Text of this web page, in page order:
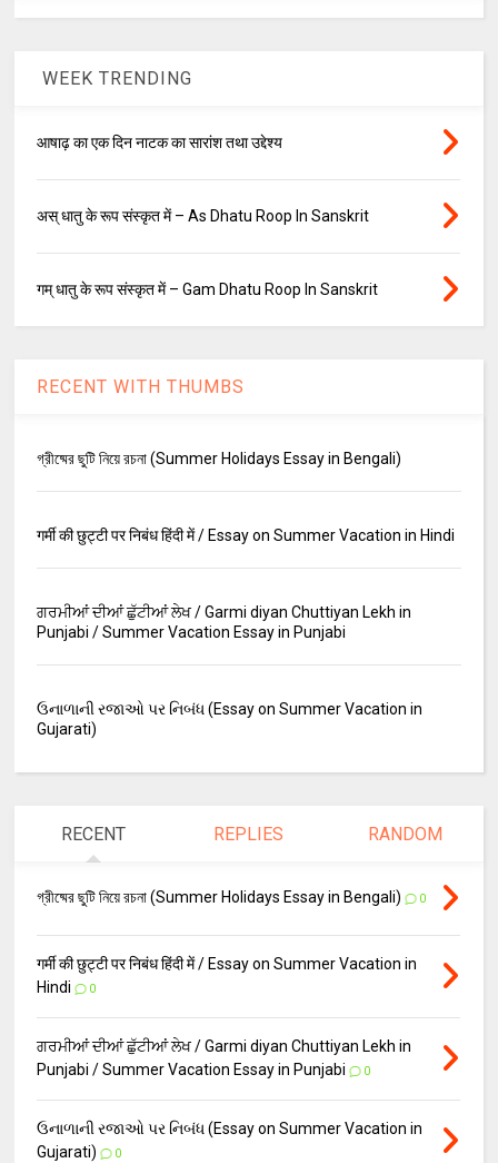
WEEK TRENDING
आषाढ़ का एक दिन नाटक का सारांश तथा उद्देश्य
अस् धातु के रूप संस्कृत में – As Dhatu Roop In Sanskrit
गम् धातु के रूप संस्कृत में – Gam Dhatu Roop In Sanskrit
RECENT WITH THUMBS
গ্রীষ্মের ছুটি নিয়ে রচনা (Summer Holidays Essay in Bengali)
गर्मी की छुट्टी पर निबंध हिंदी में / Essay on Summer Vacation in Hindi
ਗਰਮੀਆਂ ਦੀਆਂ ਛੁੱਟੀਆਂ ਲੇਖ / Garmi diyan Chuttiyan Lekh in
Punjabi / Summer Vacation Essay in Punjabi
ઉનાળાની રજાઓ પર નિબંધ (Essay on Summer Vacation in
Gujarati)
RECENT REPLIES RANDOM
গ্রীষ্মের ছুটি নিয়ে রচনা (Summer Holidays Essay in Bengali) 0
गर्मी की छुट्टी पर निबंध हिंदी में / Essay on Summer Vacation in
Hindi
0
ਗਰਮੀਆਂ ਦੀਆਂ ਛੁੱਟੀਆਂ ਲੇਖ / Garmi diyan Chuttiyan Lekh in
Punjabi / Summer Vacation Essay in Punjabi
0
ઉનાળાની રજાઓ પર નિબંધ (Essay on Summer Vacation in
Gujarati)
0